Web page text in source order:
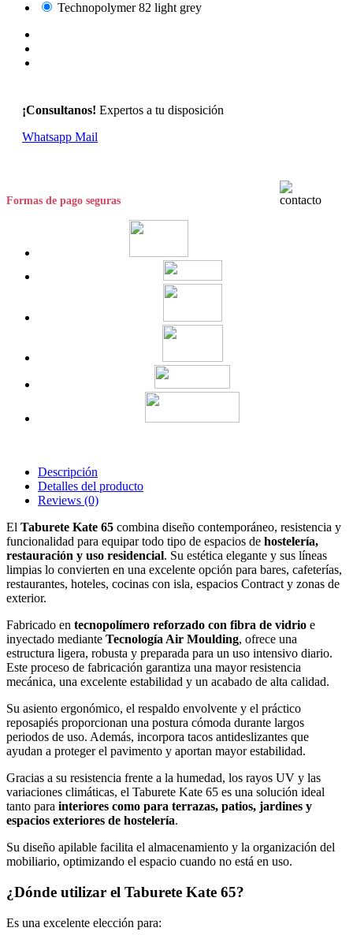
Technopolymer 82 light grey
¡Consultanos! Expertos a tu disposición
Whatsapp Mail
Formas de pago seguras
Descripción
Detalles del producto
Reviews (0)
El Taburete Kate 65 combina diseño contemporáneo, resistencia y
funcionalidad para equipar todo tipo de espacios de hostelería,
restauración y uso residencial. Su estética elegante y sus líneas
limpias lo convierten en una excelente opción para bares, cafeterías,
restaurantes, hoteles, cocinas con isla, espacios Contract y zonas de
exterior.
Fabricado en tecnopolímero reforzado con fibra de vidrio e
inyectado mediante Tecnología Air Moulding, ofrece una
estructura ligera, robusta y preparada para un uso intensivo diario.
Este proceso de fabricación garantiza una mayor resistencia
mecánica, una excelente estabilidad y un acabado de alta calidad.
Su asiento ergonómico, el respaldo envolvente y el práctico
reposapiés proporcionan una postura cómoda durante largos
periodos de uso. Además, incorpora tacos antideslizantes que
ayudan a proteger el pavimento y aportan mayor estabilidad.
Gracias a su resistencia frente a la humedad, los rayos UV y las
variaciones climáticas, el Taburete Kate 65 es una solución ideal
tanto para interiores como para terrazas, patios, jardines y
espacios exteriores de hostelería.
Su diseño apilable facilita el almacenamiento y la organización del
mobiliario, optimizando el espacio cuando no está en uso.
¿Dónde utilizar el Taburete Kate 65?
Es una excelente elección para: